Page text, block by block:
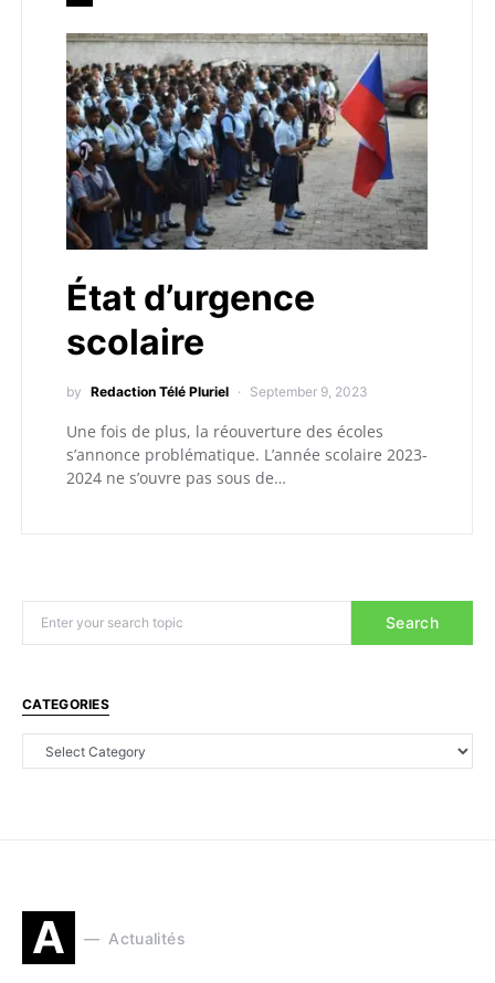
État d’urgence
scolaire
by Redaction Télé Pluriel September 9, 2023
Une fois de plus, la réouverture des écoles
s’annonce problématique. L’année scolaire 2023-
2024 ne s’ouvre pas sous de…
Search
CATEGORIES
A Actualités